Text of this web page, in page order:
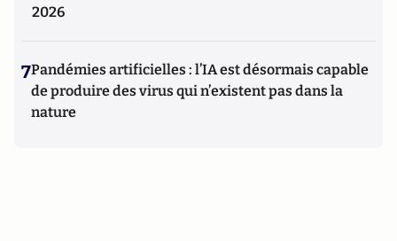
2026
7Pandémies artificielles : l’IA est désormais capable
de produire des virus qui n’existent pas dans la
nature